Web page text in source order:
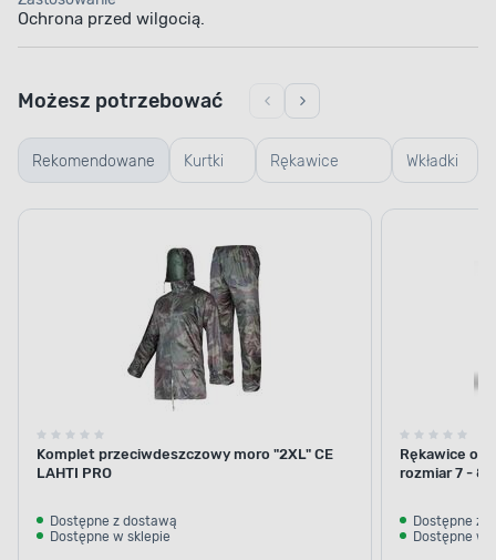
Ochrona przed wilgocią.
Rekomendowane Kurtki
robocze
Rękawice
robocze i
Wkładki
do
Możesz potrzebować
Komplet przeciwdeszczowy moro "2XL" CE
LAHTI PRO
Dostępne z dostawą
Dostępne w sklepie
Rękawice
rozmiar 7 - 8
Dostępne z
Dostępne w